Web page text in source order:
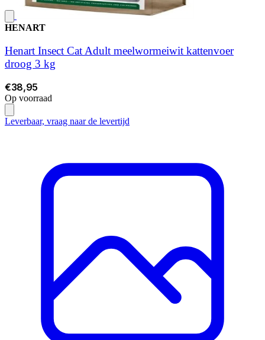
HENART
Henart Insect Cat Adult meelwormeiwit kattenvoer
droog 3 kg
€38,95
Op voorraad
Leverbaar, vraag naar de levertijd